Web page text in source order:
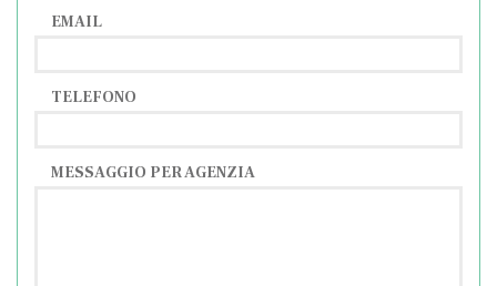
EMAIL
TELEFONO
MESSAGGIO PER AGENZIA